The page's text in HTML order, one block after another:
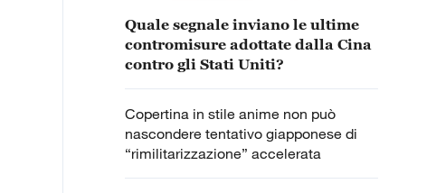
Quale segnale inviano le ultime
contromisure adottate dalla Cina
contro gli Stati Uniti?
Copertina in stile anime non può
nascondere tentativo giapponese di
“rimilitarizzazione” accelerata